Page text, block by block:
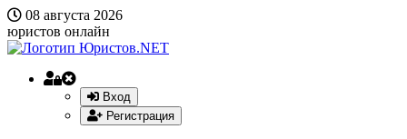
08 августа 2026
юристов онлайн
Вход
Регистрация